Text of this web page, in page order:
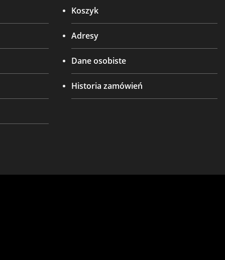
Koszyk
Adresy
Dane osobiste
Historia zamówień